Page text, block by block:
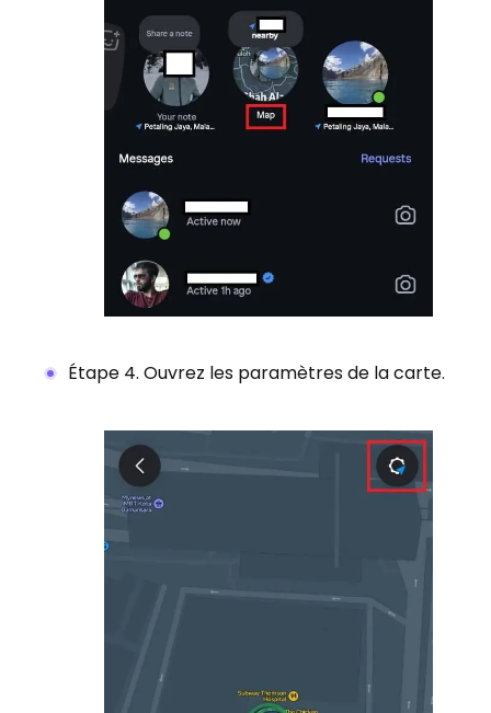
Étape 4. Ouvrez les paramètres de la carte.